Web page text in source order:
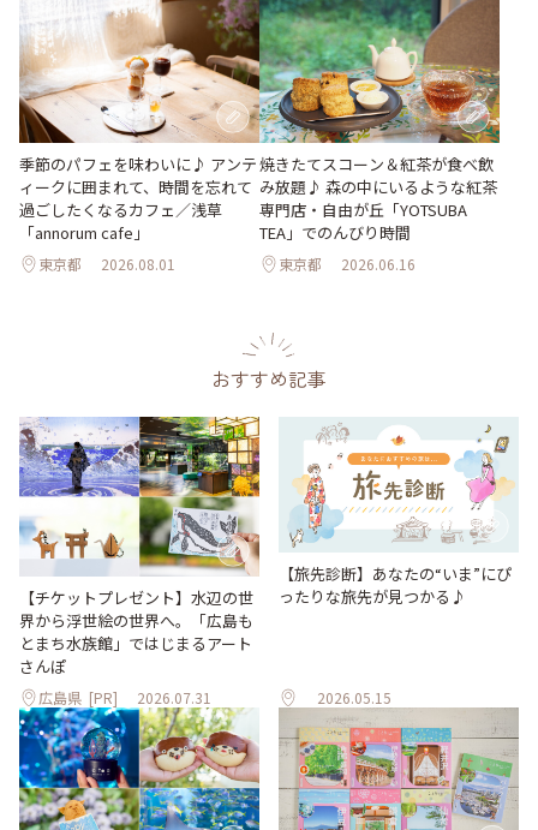
季節のパフェを味わいに♪ アンテ
ィークに囲まれて、時間を忘れて
過ごしたくなるカフェ／浅草
「annorum cafe」
東京都 2026.08.01
焼きたてスコーン＆紅茶が食べ飲
み放題♪ 森の中にいるような紅茶
専門店・自由が丘「YOTSUBA
TEA」でのんびり時間
東京都 2026.06.16
おすすめ記事
【チケットプレゼント】水辺の世
界から浮世絵の世界へ。「広島も
とまち水族館」ではじまるアート
さんぽ
広島県 [PR] 2026.07.31
【旅先診断】あなたの“いま”にぴ
ったりな旅先が見つかる♪
2026.05.15